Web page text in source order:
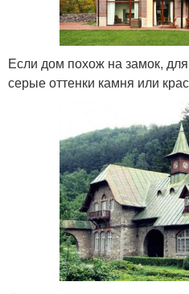
Если дом похож на замок,
серые оттенки камня или